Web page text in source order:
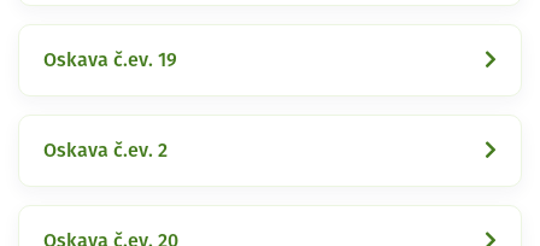
Oskava č.ev. 19
Oskava č.ev. 2
Oskava č.ev. 20